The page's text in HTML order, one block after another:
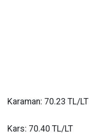
Karaman: 70.23 TL/LT
Kars: 70.40 TL/LT